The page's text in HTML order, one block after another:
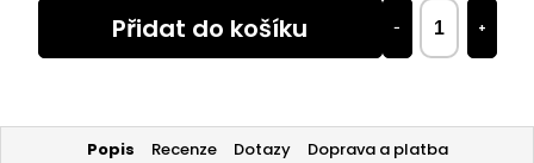
+
−
Přidat do košíku
Popis Recenze Dotazy Doprava a platba